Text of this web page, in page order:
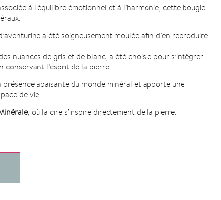
à l’équilibre émotionnel et à l’harmonie, cette bougie
a été soigneusement moulée afin d’en reproduire
nuances de gris et de blanc, a été choisie pour s’intégrer
l’esprit de la pierre.
apaisante du monde minéral et apporte une
de vie.
, où la cire s’inspire directement de la pierre.